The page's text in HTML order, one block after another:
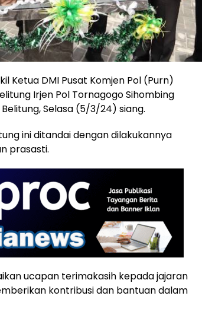
Ketua DMI Pusat Komjen Pol (Purn)
Irjen Pol Tornagogo Sihombing
Selasa (5/3/24) siang.
ini ditandai dengan dilakukannya
prasasti.
ucapan terimakasih kepada jajaran
kontribusi dan bantuan dalam